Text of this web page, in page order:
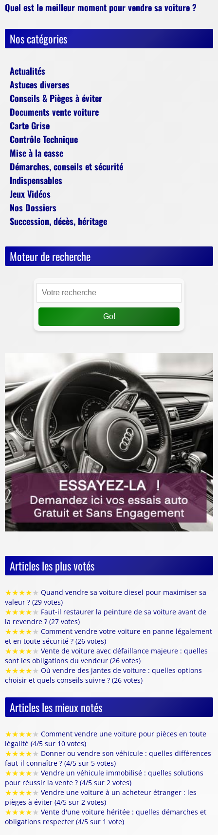
Quel est le meilleur moment pour vendre sa voiture ?
Nos catégories
Actualités
Astuces diverses
Conseils & Pièges à éviter
Documents vente voiture
Carte Grise
Contrôle Technique
Mise à la casse
Démarches, conseils et sécurité
Indispensables
Jeux Vidéos
Nos Dossiers
Succession, décès, héritage
Moteur de recherche
Go!
Articles les plus votés
★★★★★ Quand vendre sa voiture diesel pour maximiser sa
valeur ? (29 votes)
★★★★★ Faut-il restaurer la peinture de sa voiture avant de
la revendre ? (27 votes)
★★★★★ Comment vendre votre voiture en panne légalement
et en toute sécurité ? (26 votes)
★★★★★ Vente de voiture avec défaillance majeure : quelles
sont les obligations du vendeur (26 votes)
★★★★★ Où vendre des jantes de voiture : quelles options
choisir et quels conseils suivre ? (26 votes)
Articles les mieux notés
★★★★★ Comment vendre une voiture pour pièces en toute
légalité (4/5 sur 10 votes)
★★★★★ Donner ou vendre son véhicule : quelles différences
faut-il connaître ? (4/5 sur 5 votes)
★★★★★ Vendre un véhicule immobilisé : quelles solutions
pour réussir la vente ? (4/5 sur 2 votes)
★★★★★ Vendre une voiture à un acheteur étranger : les
pièges à éviter (4/5 sur 2 votes)
★★★★★ Vente d'une voiture héritée : quelles démarches et
obligations respecter (4/5 sur 1 vote)